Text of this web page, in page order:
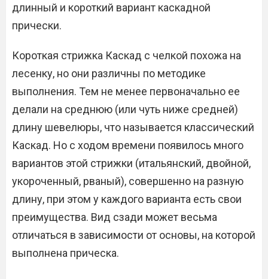
длинный и короткий вариант каскадной
прически.
Короткая стрижка Каскад с челкой похожа на
лесенку, но они различны по методике
выполнения. Тем не менее первоначально ее
делали на среднюю (или чуть ниже средней)
длину шевелюры, что называется классический
Каскад. Но с ходом времени появилось много
вариантов этой стрижки (итальянский, двойной,
укороченный, рваный), совершенно на разную
длину, при этом у каждого варианта есть свои
преимущества. Вид сзади может весьма
отличаться в зависимости от основы, на которой
выполнена прическа.